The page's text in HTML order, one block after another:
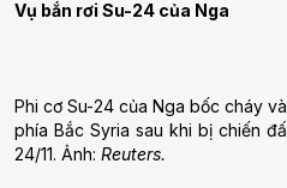
Vụ bắn rơi Su-24 của Nga
Phi cơ Su-24 của Nga bốc cháy
phía Bắc Syria sau khi bị chiến
24/11. Ảnh: Reuters.